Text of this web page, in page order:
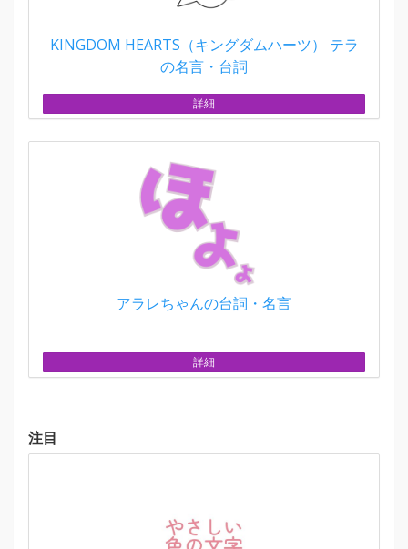
KINGDOM HEARTS（キングダムハーツ） テラ
の名言・台詞
詳細
アラレちゃんの台詞・名言
詳細
注目